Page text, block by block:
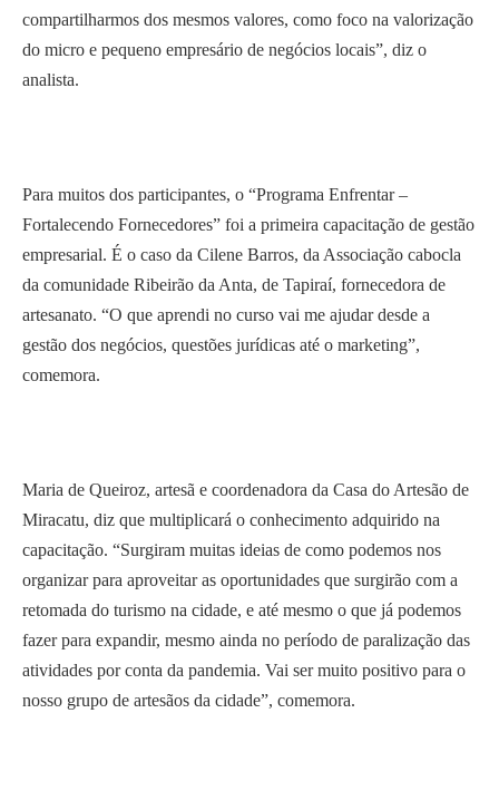
compartilharmos dos mesmos valores, como foco na valorização
do micro e pequeno empresário de negócios locais”, diz o
analista.
Para muitos dos participantes, o “Programa Enfrentar –
Fortalecendo Fornecedores” foi a primeira capacitação de gestão
empresarial. É o caso da Cilene Barros, da Associação cabocla
da comunidade Ribeirão da Anta, de Tapiraí, fornecedora de
artesanato. “O que aprendi no curso vai me ajudar desde a
gestão dos negócios, questões jurídicas até o marketing”,
comemora.
Maria de Queiroz, artesã e coordenadora da Casa do Artesão de
Miracatu, diz que multiplicará o conhecimento adquirido na
capacitação. “Surgiram muitas ideias de como podemos nos
organizar para aproveitar as oportunidades que surgirão com a
retomada do turismo na cidade, e até mesmo o que já podemos
fazer para expandir, mesmo ainda no período de paralização das
atividades por conta da pandemia. Vai ser muito positivo para o
nosso grupo de artesãos da cidade”, comemora.